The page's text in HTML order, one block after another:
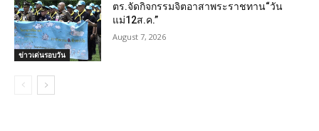
ข่าวเด่นรอบวัน
ตร.จัดกิจกรรมจิตอาสาพระราชทาน“วัน
แม่12ส.ค.”
August 7, 2026